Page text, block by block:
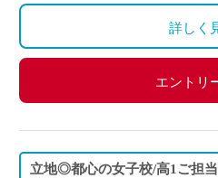
詳しく
エントリ
立地◎都心の女子校/高1ご担